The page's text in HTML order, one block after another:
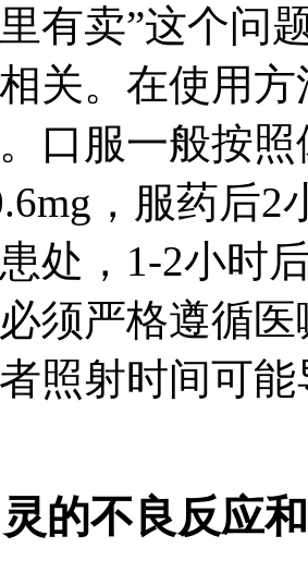
有卖”这个问
关。在使用
口服一般按
，服药后
处，1-2小时
须严格遵循
照射时间可
的不良反应